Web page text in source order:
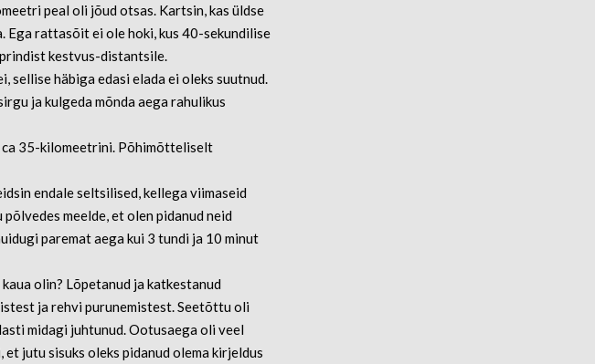
peal oli jõud otsas. Kartsin, kas üldse
Ega rattasõit ei ole hoki, kus 40-sekundilise
kestvus-distantsile.
sellise häbiga edasi elada ei oleks suutnud.
ja kulgeda mõnda aega rahulikus
ca 35-kilomeetrini. Põhimõtteliselt
endale seltsilised, kellega viimaseid
meelde, et olen pidanud neid
paremat aega kui 3 tundi ja 10 minut
olin? Lõpetanud ja katkestanud
ja rehvi purunemistest. Seetõttu oli
midagi juhtunud. Ootusaega oli veel
jutu sisuks oleks pidanud olema kirjeldus